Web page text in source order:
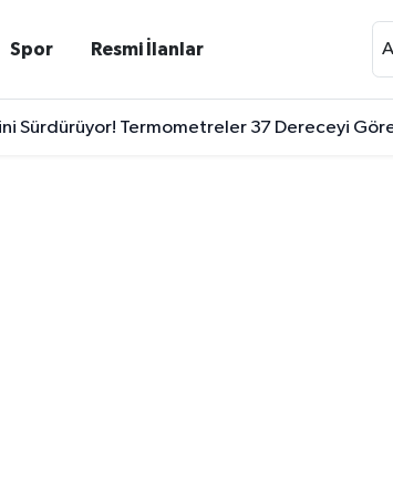
Spor Resmi İlanlar
Sürdürüyor! Termometreler 37 Dereceyi